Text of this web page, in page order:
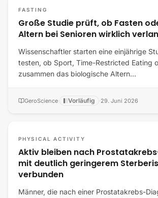
FASTING
Große Studie prüft, ob Fasten
Altern bei Senioren wirklich
Wissenschaftler starten eine einjährige
testen, ob Sport, Time-Restricted Eating
zusammen das biologische Altern…
GeroScience· Vorläufig ·29. Juni 2026
PHYSICAL ACTIVITY
Aktiv bleiben nach
mit deutlich geringerem
verbunden
Männer, die nach einer Prostatakrebs-